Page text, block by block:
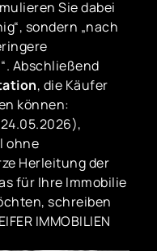
Sie dabei
sondern „nach
Abschließend
, die Käufer
können:
ohne
Herleitung der
für Ihre Immobilie
schreiben
IMMOBILIEN